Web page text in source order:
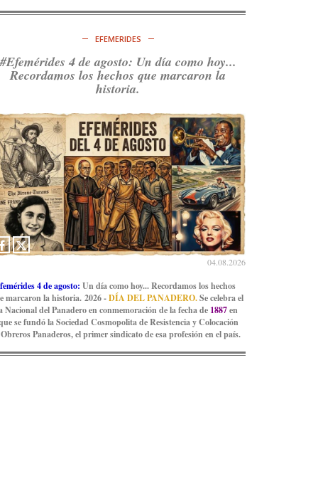
EFEMERIDES
#Efemérides 4 de agosto: Un día como hoy...
Recordamos los hechos que marcaron la
historia.
04.08.2026
4 de agosto: Un día como hoy... Recordamos los hechos
marcaron la historia. 2026 -DÍA DEL PANADERO.Se celebra el
Nacional del Panadero en conmemoración de la fecha de 1887en
se fundó la Sociedad Cosmopolita de Resistencia y Colocación
Panaderos, el primer sindicato de esa profesión en el país.